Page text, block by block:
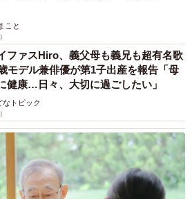
こと
ファスHiro、義父母も義兄も超有名歌
モデル兼俳優が第1子出産を報告「母
健康…日々、大切に過ごしたい」
なトピック